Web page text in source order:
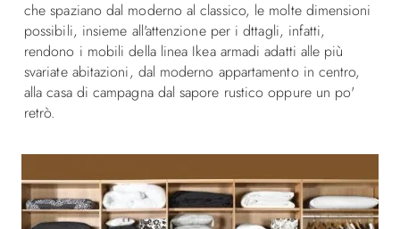
che spaziano dal moderno al classico, le molte dimensioni
possibili, insieme all'attenzione per i dttagli, infatti,
rendono i mobili della linea Ikea armadi adatti alle più
svariate abitazioni, dal moderno appartamento in centro,
alla casa di campagna dal sapore rustico oppure un po'
retrò.